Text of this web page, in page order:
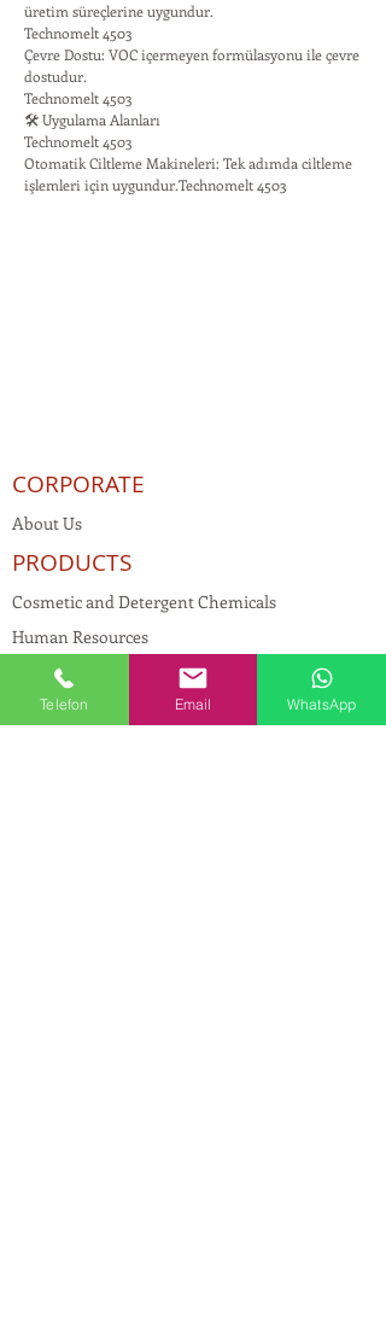
üretim süreçlerine uygundur.
Technomelt 4503
Çevre Dostu: VOC içermeyen formülasyonu ile çevre
dostudur.
Technomelt 4503
🛠️ Uygulama Alanları
Technomelt 4503
Otomatik Ciltleme Makineleri: Tek adımda ciltleme
işlemleri için uygundur.Technomelt 4503
CORPORATE
About Us
PRODUCTS
Cosmetic and Detergent Chemicals
Human Resources
KVKK
Quality Policy
Telefon Email WhatsApp